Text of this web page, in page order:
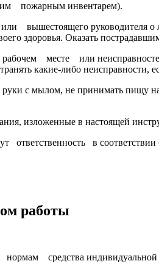
пожарным инвентарем).
руководителя о
здоровья. Оказать
месте или
какие-либо неисправности,
с мылом, не принимать пищу на
изложенные в настоящей
в соответствии с
работы
средства индивидуальной